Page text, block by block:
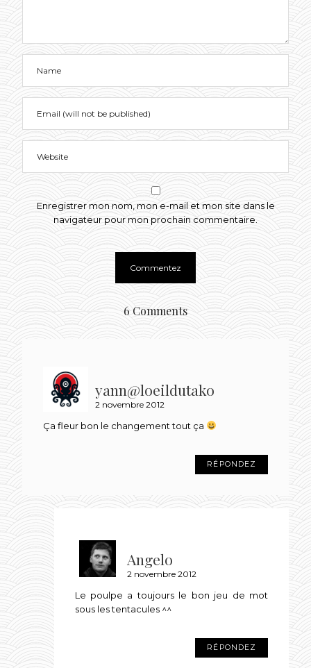
Enregistrer mon nom, mon e-mail et mon site dans le
navigateur pour mon prochain commentaire.
6 Comments
yann@loeildutako
2 novembre 2012
Ça fleur bon le changement tout ça
RÉPONDEZ
Angelo
2 novembre 2012
Le poulpe a toujours le bon jeu de mot
sous les tentacules ^^
RÉPONDEZ